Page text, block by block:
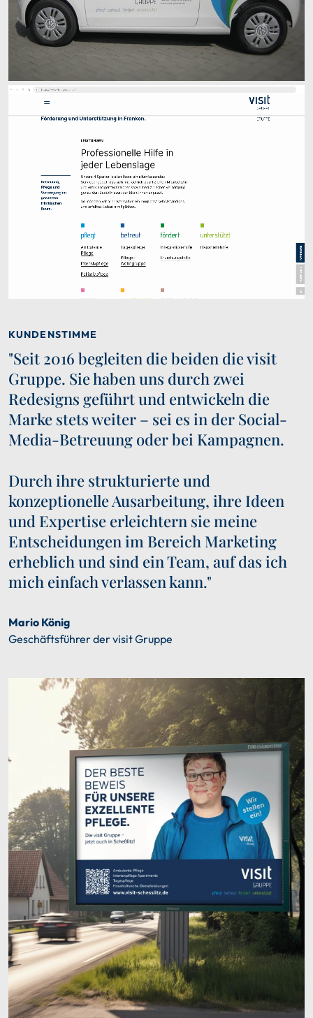
KUNDENSTIMME
"Seit 2016 begleiten die beiden die visit
Gruppe. Sie haben uns durch zwei
Redesigns geführt und entwickeln die
Marke stets weiter – sei es in der Social-
Media-Betreuung oder bei Kampagnen.
Durch ihre strukturierte und
konzeptionelle Ausarbeitung, ihre Ideen
und Expertise erleichtern sie meine
Entscheidungen im Bereich Marketing
erheblich und sind ein Team, auf das ich
mich einfach verlassen kann."
Mario König
Geschäftsführer der visit Gruppe